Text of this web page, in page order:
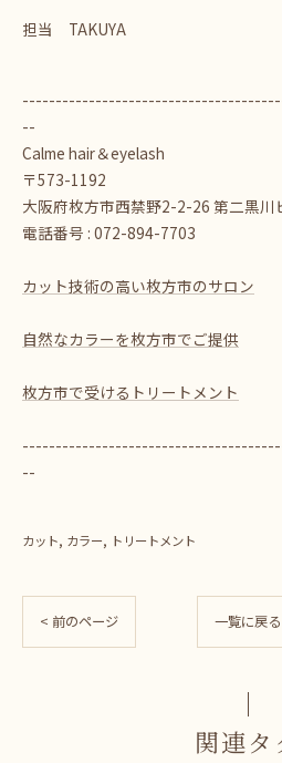
担当 TAKUYA
--
Calme hair＆eyelash
〒573-1192
大阪府枚方市西禁野2-2-26 第二黒川
電話番号 : 072-894-7703
カット技術の高い枚方市のサロン
自然なカラーを枚方市でご提供
枚方市で受けるトリートメント
--
カット カラー トリートメント
< 前のページ 一覧に戻る
関連タ